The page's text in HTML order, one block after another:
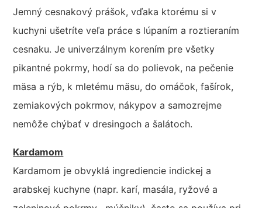
Jemný cesnakový prášok, vďaka ktorému si v
kuchyni ušetríte veľa práce s lúpaním a roztieraním
cesnaku. Je univerzálnym korením pre všetky
pikantné pokrmy, hodí sa do polievok, na pečenie
mäsa a rýb, k mletému mäsu, do omáčok, fašírok,
zemiakových pokrmov, nákypov a samozrejme
nemôže chýbať v dresingoch a šalátoch.
Kardamom
Kardamom je obvyklá ingrediencie indickej a
arabskej kuchyne (napr. karí, masála, ryžové a